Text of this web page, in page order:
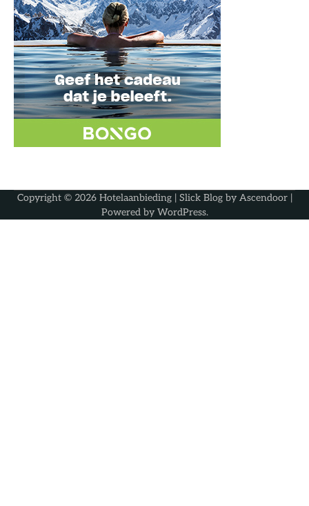
Copyright © 2026 Hotelaanbieding| Slick Blog by Ascendoor|
Powered by WordPress.